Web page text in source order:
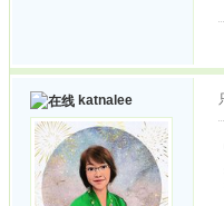
katnalee